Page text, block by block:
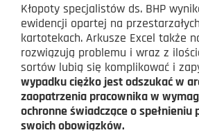
Kłopoty specjalistów ds. BHP
ewidencji opartej na
kartotekach. Arkusze Excel także
rozwiązują problemu i wraz z
sortów lubią się komplikować i
wypadku ciężko jest odszukać w
zaopatrzenia pracownika w
ochronne świadczące o spełnieniu
swoich obowiązków.